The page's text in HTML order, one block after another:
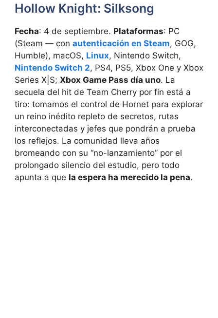
Hollow Knight: Silksong
Fecha: 4 de septiembre. Plataformas: PC
(Steam — con autenticación en Steam, GOG,
Humble), macOS, Linux, Nintendo Switch,
Nintendo Switch 2, PS4, PS5, Xbox One y Xbox
Series X|S; Xbox Game Pass día uno. La
secuela del hit de Team Cherry por fin está a
tiro: tomamos el control de Hornet para explorar
un reino inédito repleto de secretos, rutas
interconectadas y jefes que pondrán a prueba
los reflejos. La comunidad lleva años
bromeando con su “no-lanzamiento” por el
prolongado silencio del estudio, pero todo
apunta a que la espera ha merecido la pena.